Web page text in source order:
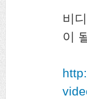
비
이